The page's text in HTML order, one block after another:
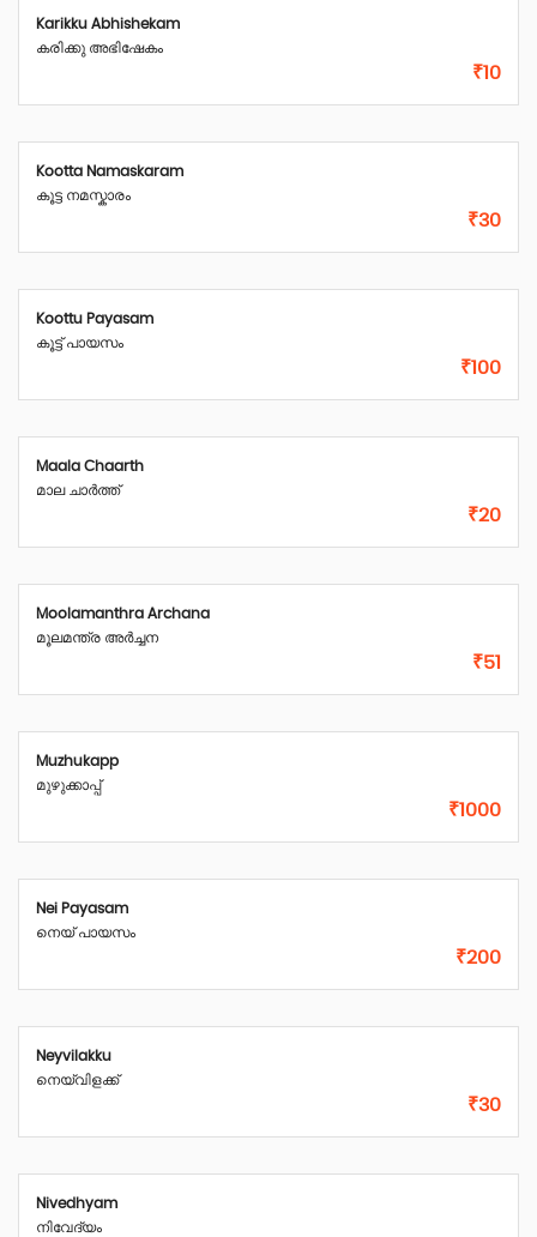
Karikku Abhishekam
കരിക്കു അഭിഷേകം
₹10
Kootta Namaskaram
കൂട്ട നമസ്കാരം
₹30
Koottu Payasam
കൂട്ട് പായസം
₹100
Maala Chaarth
മാല ചാർത്ത്
₹20
Moolamanthra Archana
മൂലമന്ത്ര അർച്ചന
₹51
Muzhukapp
മുഴുക്കാപ്പ്
₹1000
Nei Payasam
നെയ്‌ പായസം
₹200
Neyvilakku
നെയ്‌വിളക്ക്
₹30
Nivedhyam
നിവേദ്യം